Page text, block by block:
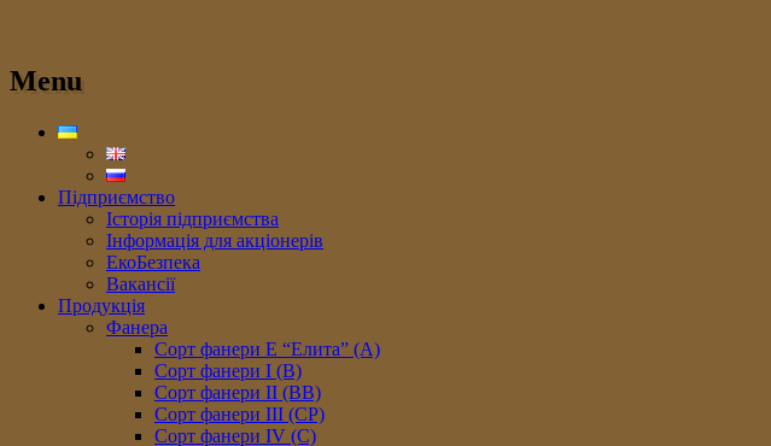
Menu
Підприємство
Історія підприємства
Інформація для акціонерів
ЕкоБезпека
Вакансії
Продукція
Фанера
Сорт фанери E “Елита” (A)
Сорт фанери I (В)
Сорт фанери II (ВB)
Сорт фанери III (CP)
Сорт фанери IV (C)